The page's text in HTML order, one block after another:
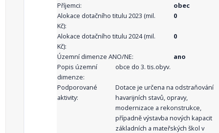
Příjemci:
obec
Alokace dotačního titulu 2023 (mil.
Kč):
0
Alokace dotačního titulu 2024 (mil.
Kč):
0
Územní dimenze ANO/NE:
ano
Popis územní
dimenze:
obce do 3. tis.obyv.
Podporované
aktivity:
Dotace je určena na odstraňování
havarijních stavů, opravy,
modernizace a rekonstrukce,
případně výstavba nových kapacit
základních a mateřských škol v